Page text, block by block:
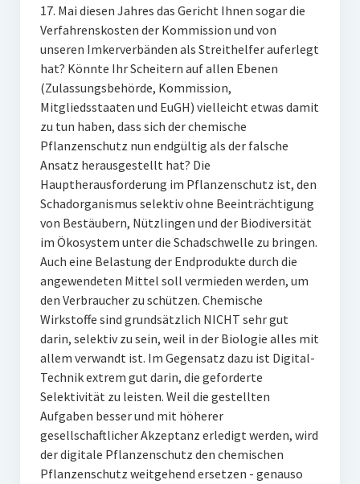
17. Mai diesen Jahres das Gericht Ihnen sogar die
Verfahrenskosten der Kommission und von
unseren Imkerverbänden als Streithelfer auferlegt
hat? Könnte Ihr Scheitern auf allen Ebenen
(Zulassungsbehörde, Kommission,
Mitgliedsstaaten und EuGH) vielleicht etwas damit
zu tun haben, dass sich der chemische
Pflanzenschutz nun endgültig als der falsche
Ansatz herausgestellt hat? Die
Hauptherausforderung im Pflanzenschutz ist, den
Schadorganismus selektiv ohne Beeinträchtigung
von Bestäubern, Nützlingen und der Biodiversität
im Ökosystem unter die Schadschwelle zu bringen.
Auch eine Belastung der Endprodukte durch die
angewendeten Mittel soll vermieden werden, um
den Verbraucher zu schützen. Chemische
Wirkstoffe sind grundsätzlich NICHT sehr gut
darin, selektiv zu sein, weil in der Biologie alles mit
allem verwandt ist. Im Gegensatz dazu ist Digital-
Technik extrem gut darin, die geforderte
Selektivität zu leisten. Weil die gestellten
Aufgaben besser und mit höherer
gesellschaftlicher Akzeptanz erledigt werden, wird
der digitale Pflanzenschutz den chemischen
Pflanzenschutz weitgehend ersetzen - genauso